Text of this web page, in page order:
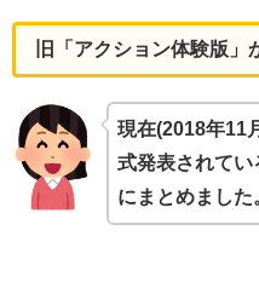
旧「アクション体験版」
現在(2018年11
式発表されて
にまとめました